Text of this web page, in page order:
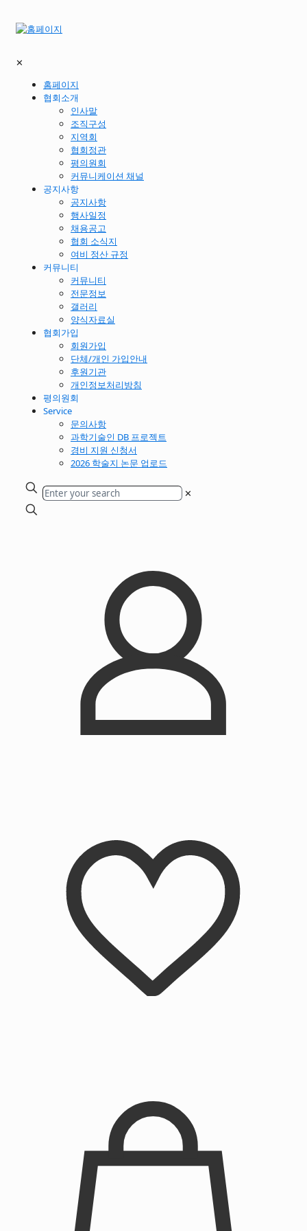
✕
홈페이지
협회소개
인사말
조직구성
지역회
협회정관
평의원회
커뮤니케이션 채널
공지사항
공지사항
행사일정
채용공고
협회 소식지
여비 정산 규정
커뮤니티
커뮤니티
전문정보
갤러리
양식자료실
협회가입
회원가입
단체/개인 가입안내
후원기관
개인정보처리방침
평의원회
Service
문의사항
과학기술인 DB 프로젝트
경비 지원 신청서
2026 학술지 논문 업로드
✕